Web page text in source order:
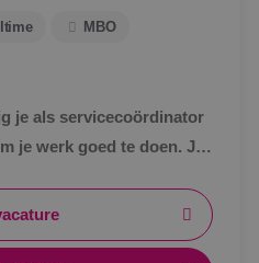
MBO
je als servicecoördinator
je werk goed te doen. Je